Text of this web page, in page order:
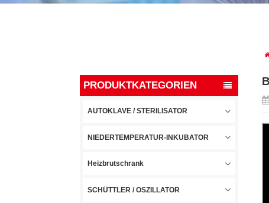
PRODUKTKATEGORIEN
AUTOKLAVE / STERILISATOR
NIEDERTEMPERATUR-INKUBATOR
Heizbrutschrank
SCHÜTTLER / OSZILLATOR